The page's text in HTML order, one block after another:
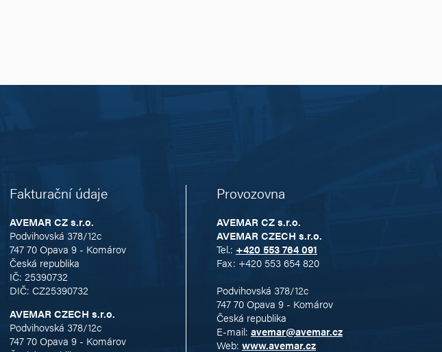
Fakturační údaje
AVEMAR CZ s.r.o.
Podvihovská 378/12c
747 70 Opava 9 - Komárov
Česká republika
IČ: 25390732
DIČ: CZ25390732
AVEMAR CZECH s.r.o.
Podvihovská 378/12c
747 70 Opava 9 - Komárov
Provozovna
AVEMAR CZ s.r.o.
AVEMAR CZECH s.r.o.
Tel.: +420 553 764 091
Fax: +420 553 654 820
Podvihovská 378/12c
747 70 Opava 9 - Komárov
Česká republika
E-mail: avemar@avemar.cz
Web: www.avemar.cz